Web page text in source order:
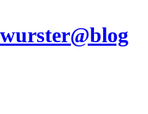
wurster@blog